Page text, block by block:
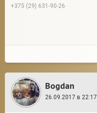
+375 (29) 631-90-26
Bogdan
26.09.2017 в 22:17